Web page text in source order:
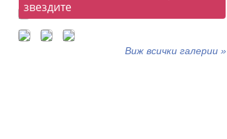
звездите
Виж всички галерии »